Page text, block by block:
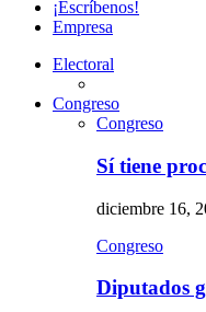
¡Escríbenos!
Empresa
Electoral
Congreso
Congreso
Sí tiene
diciembre 16,
Congreso
Diputados